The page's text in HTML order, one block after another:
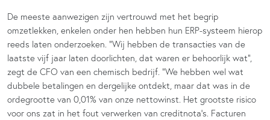
De meeste aanwezigen zijn vertrouwd met het begrip
omzetlekken, enkelen onder hen hebben hun ERP-systeem hierop
reeds laten onderzoeken. “Wij hebben de transacties van de
laatste vijf jaar laten doorlichten, dat waren er behoorlijk wat”,
zegt de CFO van een chemisch bedrijf. “We hebben wel wat
dubbele betalingen en dergelijke ontdekt, maar dat was in de
ordegrootte van 0,01% van onze nettowinst. Het grootste risico
voor ons zat in het fout verwerken van creditnota’s. Facturen